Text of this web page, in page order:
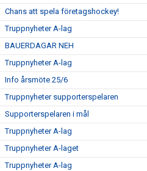
Chans att spela företagshockey!
Truppnyheter A-lag
BAUERDAGAR NEH
Truppnyheter A-lag
Info årsmöte 25/6
Truppnyheter supporterspelaren
Supporterspelaren i mål
Truppnyheter A-lag
Truppnyheter A-laget
Truppnyheter A-lag